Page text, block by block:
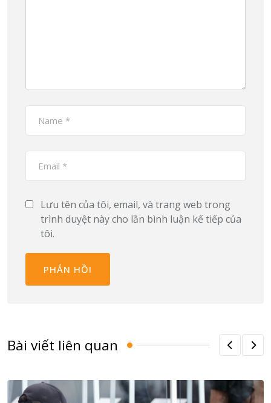
Lưu tên của tôi, email, và trang web trong
trình duyệt này cho lần bình luận kế tiếp của
tôi.
Bài viết liên quan